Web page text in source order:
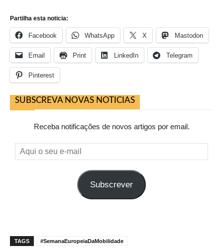
Partilha esta noticia:
Facebook WhatsApp X Mastodon
Email Print LinkedIn Telegram
Pinterest
SUBSCREVA NOVAS NOTICIAS
Receba notificações de novos artigos por email.
Aqui
o
Subscrever
TAGS #SemanaEuropeiaDaMobilidade